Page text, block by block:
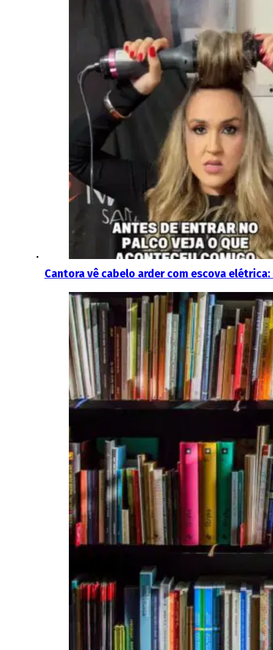
Cantora vê cabelo arder com escova